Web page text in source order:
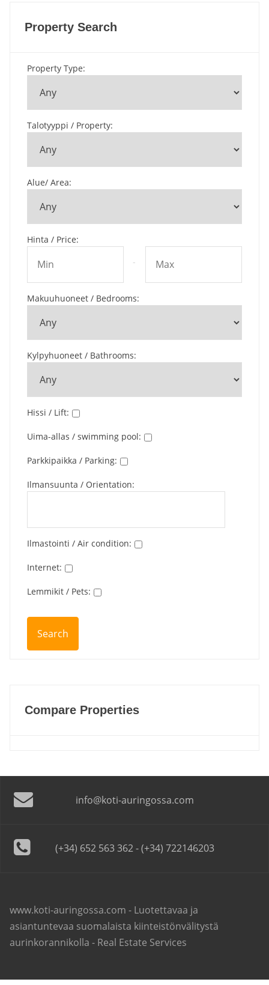
Property Search
Property Type:
Talotyyppi / Property:
Alue/ Area:
Hinta / Price:
-
Makuuhuoneet / Bedrooms:
Kylpyhuoneet / Bathrooms:
Hissi / Lift:
Uima-allas / swimming pool:
Parkkipaikka / Parking:
Ilmansuunta / Orientation:
Ilmastointi / Air condition:
Internet:
Lemmikit / Pets:
Compare Properties
info@koti-auringossa.com
(+34) 652 563 362 - (+34) 722146203
www.koti-auringossa.com - Luotettavaa ja
asiantuntevaa suomalaista kiinteistönvälitystä
aurinkorannikolla - Real Estate Services